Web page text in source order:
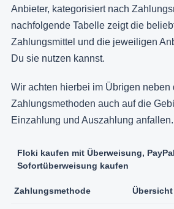
Anbieter, kategorisiert nach
nachfolgende Tabelle zeigt die
Zahlungsmittel und die jeweiligen
Du sie nutzen kannst.
Wir achten hierbei im Übrigen neben
Zahlungsmethoden auch auf die
Einzahlung und Auszahlung anfallen.
Floki kaufen mit Überweisung,
Sofortüberweisung kaufen
Zahlungsmethode